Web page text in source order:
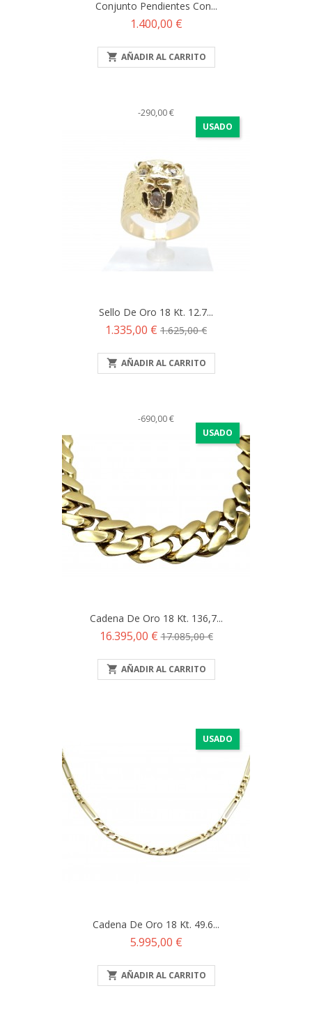
Conjunto Pendientes Con...
Precio
1.400,00 €
 AÑADIR AL CARRITO
USADO
-290,00 €
Sello De Oro 18 Kt. 12.7...
Precio
1.335,00 € Precio
1.625,00 €
 AÑADIR AL CARRITO
USADO
-690,00 €
Cadena De Oro 18 Kt. 136,7...
Precio
16.395,00 €Precio
17.085,00 €
 AÑADIR AL CARRITO
USADO
Cadena De Oro 18 Kt. 49.6...
Precio
5.995,00 €
 AÑADIR AL CARRITO